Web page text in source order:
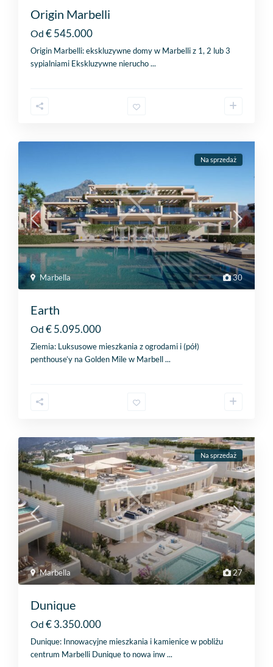
Origin Marbelli
Od € 545.000
Origin Marbelli: ekskluzywne domy w Marbelli z 1, 2 lub 3
sypialniami Ekskluzywne nierucho...
30
Marbella
Na sprzedaż
Earth
Od € 5.095.000
Ziemia: Luksusowe mieszkania z ogrodami i (pół)
penthouse’y na Golden Mile w Marbell...
27
Marbella
Na sprzedaż
Dunique
Od € 3.350.000
Dunique: Innowacyjne mieszkania i kamienice w pobliżu
centrum Marbelli Dunique to nowa inw...